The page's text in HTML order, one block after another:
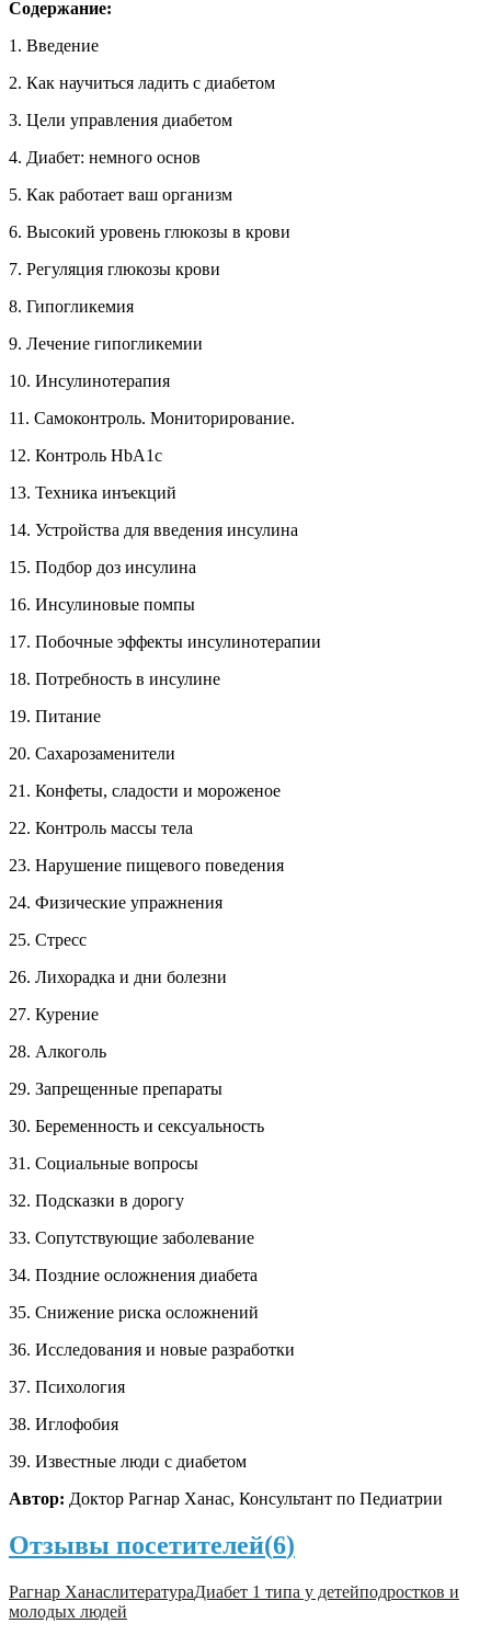
Содержание:
1. Введение
2. Как научиться ладить с диабетом
3. Цели управления диабетом
4. Диабет: немного основ
5. Как работает ваш организм
6. Высокий уровень глюкозы в крови
7. Регуляция глюкозы крови
8. Гипогликемия
9. Лечение гипогликемии
10. Инсулинотерапия
11. Самоконтроль. Мониторирование.
12. Контроль HbA1c
13. Техника инъекций
14. Устройства для введения инсулина
15. Подбор доз инсулина
16. Инсулиновые помпы
17. Побочные эффекты инсулинотерапии
18. Потребность в инсулине
19. Питание
20. Сахарозаменители
21. Конфеты, сладости и мороженое
22. Контроль массы тела
23. Нарушение пищевого поведения
24. Физические упражнения
25. Стресс
26. Лихорадка и дни болезни
27. Курение
28. Алкоголь
29. Запрещенные препараты
30. Беременность и сексуальность
31. Социальные вопросы
32. Подсказки в дорогу
33. Сопутствующие заболевание
34. Поздние осложнения диабета
35. Снижение риска осложнений
36. Исследования и новые разработки
37. Психология
38. Иглофобия
39. Известные люди с диабетом
Автор: Доктор Рагнар Ханас, Консультант по Педиатрии
Отзывы посетителей(6)
Рагнар ХанаслитератураДиабет 1 типа у детейподростков и
молодых людей